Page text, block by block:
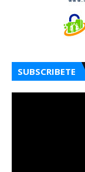
SUBSCRIBETE